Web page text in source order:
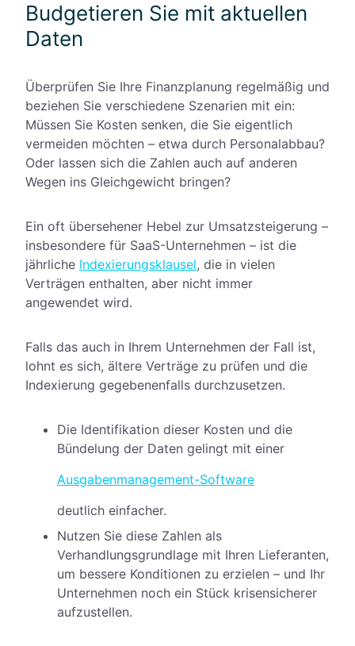
Budgetieren Sie mit aktuellen
Daten
Überprüfen Sie Ihre Finanzplanung regelmäßig und
beziehen Sie verschiedene Szenarien mit ein:
Müssen Sie Kosten senken, die Sie eigentlich
vermeiden möchten – etwa durch Personalabbau?
Oder lassen sich die Zahlen auch auf anderen
Wegen ins Gleichgewicht bringen?
Ein oft übersehener Hebel zur Umsatzsteigerung –
insbesondere für SaaS-Unternehmen – ist die
jährliche Indexierungsklausel, die in vielen
Verträgen enthalten, aber nicht immer
angewendet wird.
Falls das auch in Ihrem Unternehmen der Fall ist,
lohnt es sich, ältere Verträge zu prüfen und die
Indexierung gegebenenfalls durchzusetzen.
Die Identifikation dieser Kosten und die
Bündelung der Daten gelingt mit einer
Ausgabenmanagement-Software
deutlich einfacher.
Nutzen Sie diese Zahlen als
Verhandlungsgrundlage mit Ihren Lieferanten,
um bessere Konditionen zu erzielen – und Ihr
Unternehmen noch ein Stück krisensicherer
aufzustellen.